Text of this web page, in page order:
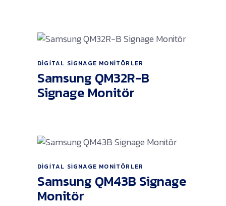
DIGITAL SIGNAGE MONITÖRLER
Samsung QM32R-B
Signage Monitör
DIGITAL SIGNAGE MONITÖRLER
Samsung QM43B Signage
Monitör